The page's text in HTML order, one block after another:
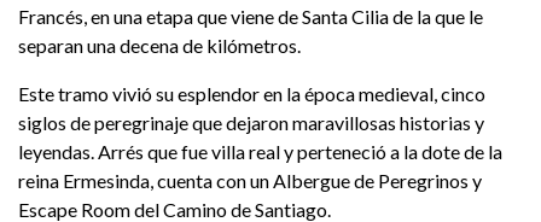
Francés, en una etapa que viene de Santa Cilia de la que le
separan una decena de kilómetros.
Este tramo vivió su esplendor en la época medieval, cinco
siglos de peregrinaje que dejaron maravillosas historias y
leyendas. Arrés que fue villa real y perteneció a la dote de la
reina Ermesinda, cuenta con un Albergue de Peregrinos y
Escape Room del Camino de Santiago.